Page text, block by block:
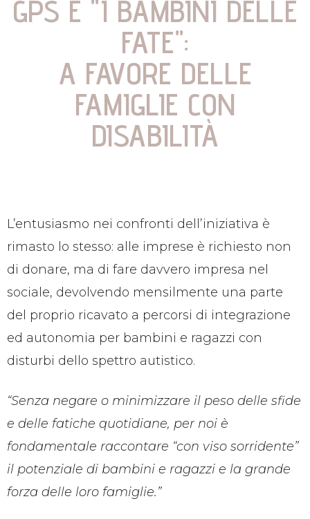
GPS E "I BAMBINI DELLE
FATE":
A FAVORE DELLE
FAMIGLIE CON
DISABILITÀ
L’entusiasmo nei confronti dell’iniziativa è
rimasto lo stesso: alle imprese è richiesto non
di donare, ma di fare davvero impresa nel
sociale, devolvendo mensilmente una parte
del proprio ricavato a percorsi di integrazione
ed autonomia per bambini e ragazzi con
disturbi dello spettro autistico.
“Senza negare o minimizzare il peso delle sfide
e delle fatiche quotidiane, per noi è
fondamentale raccontare “con viso sorridente”
il potenziale di bambini e ragazzi e la grande
forza delle loro famiglie.”